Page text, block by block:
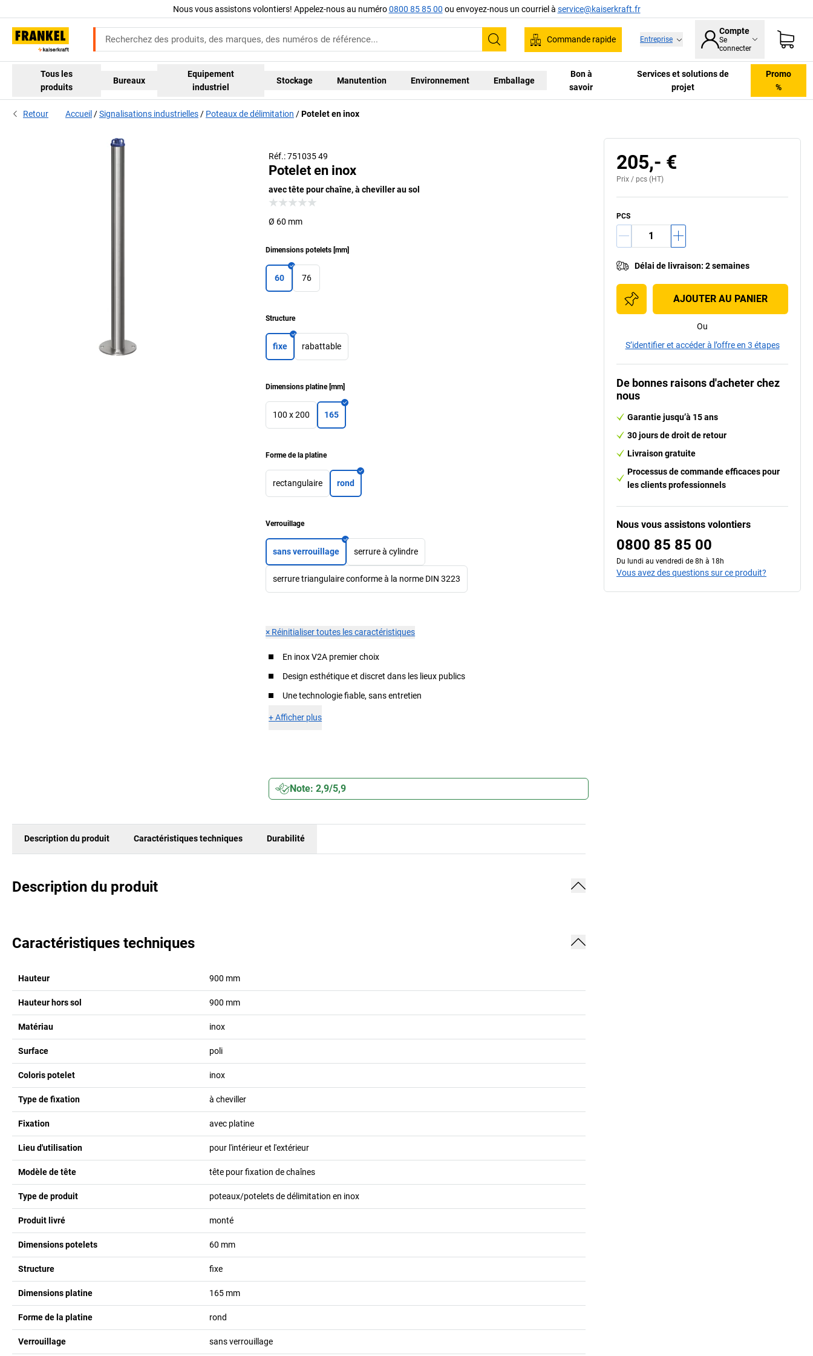
Nous vous assistons volontiers! Appelez-nous au numéro0800 85 85 00 ou envoyez-nous un courriel à service@kaiserkraft.fr
Recherche
Commande rapide Entreprise
Compte
Se
connecter
Tous les
produits
Bureaux
Equipement
industriel
Stockage Manutention Environnement Emballage
Bon à
savoir
Services et solutions de
projet
Promo
%
Retour Accueil Signalisations industrielles Poteaux de délimitation Potelet en inox
Réf.: 751035 49
Potelet en inox
avec tête pour chaîne, à cheviller au sol
Ø 60 mm
Dimensions potelets [mm]
60 76
Structure
fixe rabattable
Dimensions platine[mm]
100 x 200 165
Forme de la platine
rectangulaire rond
Verrouillage
sans verrouillage serrure à cylindre
serrure triangulaire conforme à la norme DIN 3223
× Réinitialiser toutes les caractéristiques
En inox V2A premier choix
Design esthétique et discret dans les lieux publics
Une technologie fiable, sans entretien
+Afficher plus
Note: 2,9/5,9
Description du produit Caractéristiques techniques Durabilité
Description du produit
Caractéristiques techniques
Hauteur 900 mm
Hauteur hors sol 900 mm
Matériau inox
Surface poli
Coloris potelet inox
Type de fixation à cheviller
Fixation avec platine
Lieu d'utilisation pour l'intérieur et l'extérieur
Modèle de tête tête pour fixation de chaînes
Type de produit poteaux/potelets de délimitation en inox
Produit livré monté
Dimensions potelets 60 mm
Structure fixe
Dimensions platine 165 mm
Forme de la platine rond
Verrouillage sans verrouillage
205,- €
Prix / pcs (HT)
PCS
Délai de livraison: 2 semaines
AJOUTER AU PANIER
Ou
S’identifier et accéder à l’offre en 3 étapes
De bonnes raisons d'acheter chez
nous
Garantie jusqu’à 15 ans
30 jours de droit de retour
Livraison gratuite
Processus de commande efficaces pour
les clients professionnels
Nous vous assistons volontiers
0800 85 85 00
Du lundi au vendredi de 8h à 18h
Vous avez des questions sur ce produit?